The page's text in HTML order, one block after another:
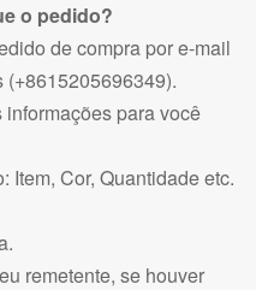
o pedido?
de compra por e-mail
para você
Item, Cor, Quantidade etc.
remetente, se houver